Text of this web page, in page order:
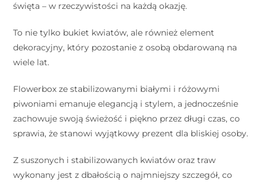
święta – w rzeczywistości na każdą okazję.
To nie tylko bukiet kwiatów, ale również element
dekoracyjny, który pozostanie z osobą obdarowaną na
wiele lat.
Flowerbox ze stabilizowanymi białymi i różowymi
piwoniami emanuje elegancją i stylem, a jednocześnie
zachowuje swoją świeżość i piękno przez długi czas, co
sprawia, że stanowi wyjątkowy prezent dla bliskiej osoby.
Z suszonych i stabilizowanych kwiatów oraz traw
wykonany jest z dbałością o najmniejszy szczegół, co